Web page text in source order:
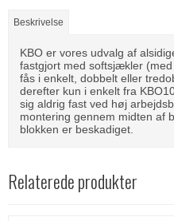
Beskrivelse
KBO er vores udvalg af
fastgjort med softsjækler
fås i enkelt, dobbelt eller
derefter kun i enkelt fra
sig aldrig fast ved høj
montering gennem midten af
blokken er beskadiget.
Relaterede produkter